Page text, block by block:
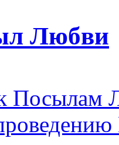
Любви
Посылам